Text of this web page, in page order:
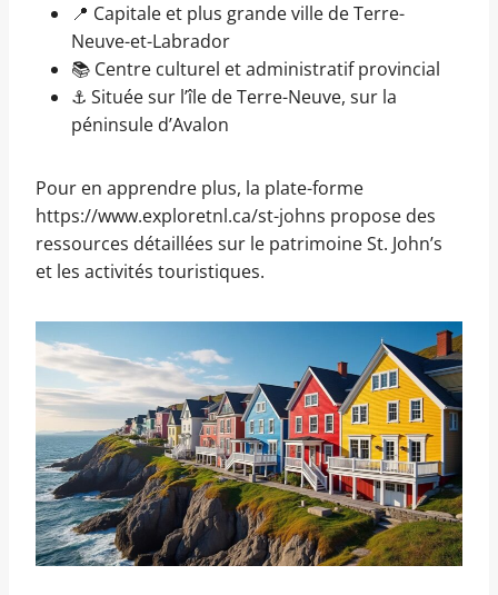
📍 Capitale et plus grande ville de Terre-
Neuve-et-Labrador
📚 Centre culturel et administratif provincial
⚓ Située sur l’île de Terre-Neuve, sur la
péninsule d’Avalon
Pour en apprendre plus, la plate-forme
https://www.exploretnl.ca/st-johns propose des
ressources détaillées sur le patrimoine St. John’s
et les activités touristiques.